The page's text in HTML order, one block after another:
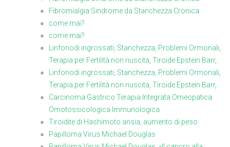
Fibromialgia Sindrome da Stanchezza Cronica
come mai?
come mai?
Linfonodi ingrossati, Stanchezza, Problemi Ormonali,
Terapia per Fertilità non riuscita, Tiroide Epstein Barr,
Linfonodi ingrossati, Stanchezza, Problemi Ormonali,
Terapia per Fertilità non riuscita, Tiroide Epstein Barr,
Carcinoma Gastrico Terapia Integrata Omeopatica
Omotossicologica Immunologica
Tiroidite di Hashimoto ansia, aumento di peso
Papilloma Virus Michael Douglas